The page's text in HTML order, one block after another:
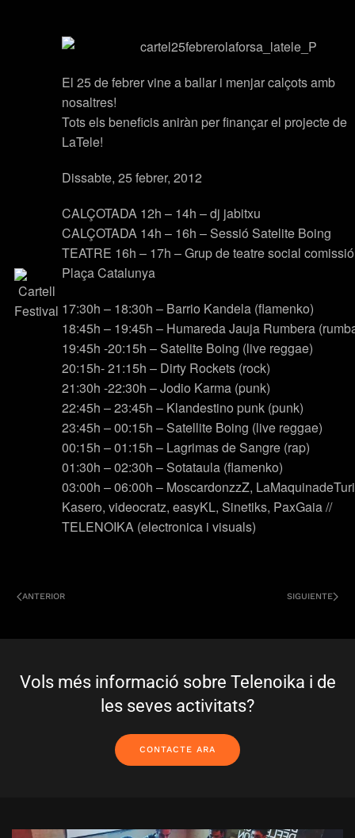
El 25 de febrer vine a ballar i menjar calçots amb
nosaltres!
Tots els beneficis aniràn per finançar el projecte de
LaTele!
Dissabte, 25 febrer, 2012
CALÇOTADA 12h – 14h – dj jabitxu
CALÇOTADA 14h – 16h – Sessió Satelite Boing
TEATRE 16h – 17h – Grup de teatre social comissió
Plaça Catalunya
17:30h – 18:30h – Barrio Kandela (flamenko)
18:45h – 19:45h – Humareda Jauja Rumbera
19:45h -20:15h – Satelite Boing (live reggae)
20:15h- 21:15h – Dirty Rockets (rock)
21:30h -22:30h –Jodio Karma (punk)
22:45h – 23:45h – Klandestino punk (punk)
23:45h – 00:15h – Satellite Boing (live reggae)
00:15h – 01:15h – Lagrimas de Sangre (rap)
01:30h – 02:30h – Sotataula (flamenko)
03:00h – 06:00h – MoscardonzzZ,
Kasero, videocratz, easyKL, Sinetiks, PaxGaia //
TELENOIKA (electronica i visuals)
ANTERIOR SIGUIENTE
Vols més informació sobre Telenoika i de
les seves activitats?
CONTACTE ARA